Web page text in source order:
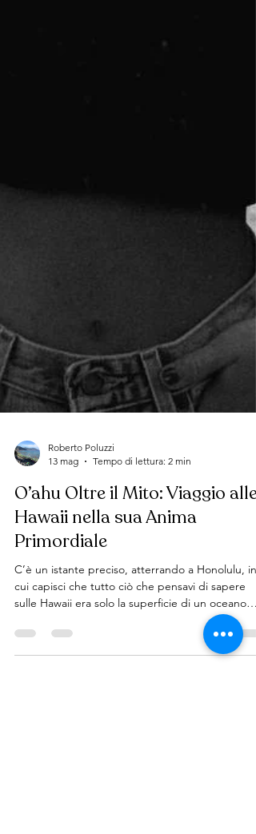
13 mag
Tempo di lettura: 2 min
O’ahu Oltre il Mito: Viaggio alle
Hawaii nella sua Anima
Primordiale
C’è un istante preciso, atterrando a Honolulu, in
cui capisci che tutto ciò che pensavi di sapere
sulle Hawaii era solo la superficie di un oceano
molto più profondo. Se cerchi i cocktail con